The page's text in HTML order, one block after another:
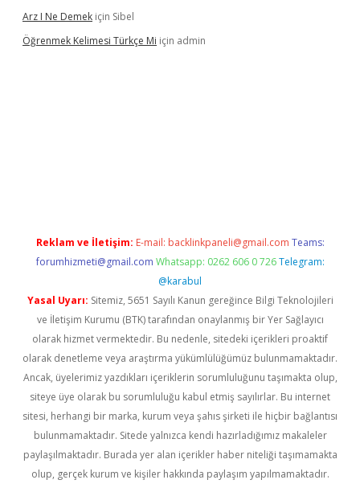
Arz I Ne Demek için Sibel
Öğrenmek Kelimesi Türkçe Mi için admin
Reklam ve İletişim: E-mail: backlinkpaneli@gmail.com Teams:
forumhizmeti@gmail.com Whatsapp: 0262 606 0 726 Telegram:
@karabul
Yasal Uyarı: Sitemiz, 5651 Sayılı Kanun gereğince Bilgi Teknolojileri
ve İletişim Kurumu (BTK) tarafından onaylanmış bir Yer Sağlayıcı
olarak hizmet vermektedir. Bu nedenle, sitedeki içerikleri proaktif
olarak denetleme veya araştırma yükümlülüğümüz bulunmamaktadır.
Ancak, üyelerimiz yazdıkları içeriklerin sorumluluğunu taşımakta olup,
siteye üye olarak bu sorumluluğu kabul etmiş sayılırlar. Bu internet
sitesi, herhangi bir marka, kurum veya şahıs şirketi ile hiçbir bağlantısı
bulunmamaktadır. Sitede yalnızca kendi hazırladığımız makaleler
paylaşılmaktadır. Burada yer alan içerikler haber niteliği taşımamakta
olup, gerçek kurum ve kişiler hakkında paylaşım yapılmamaktadır.